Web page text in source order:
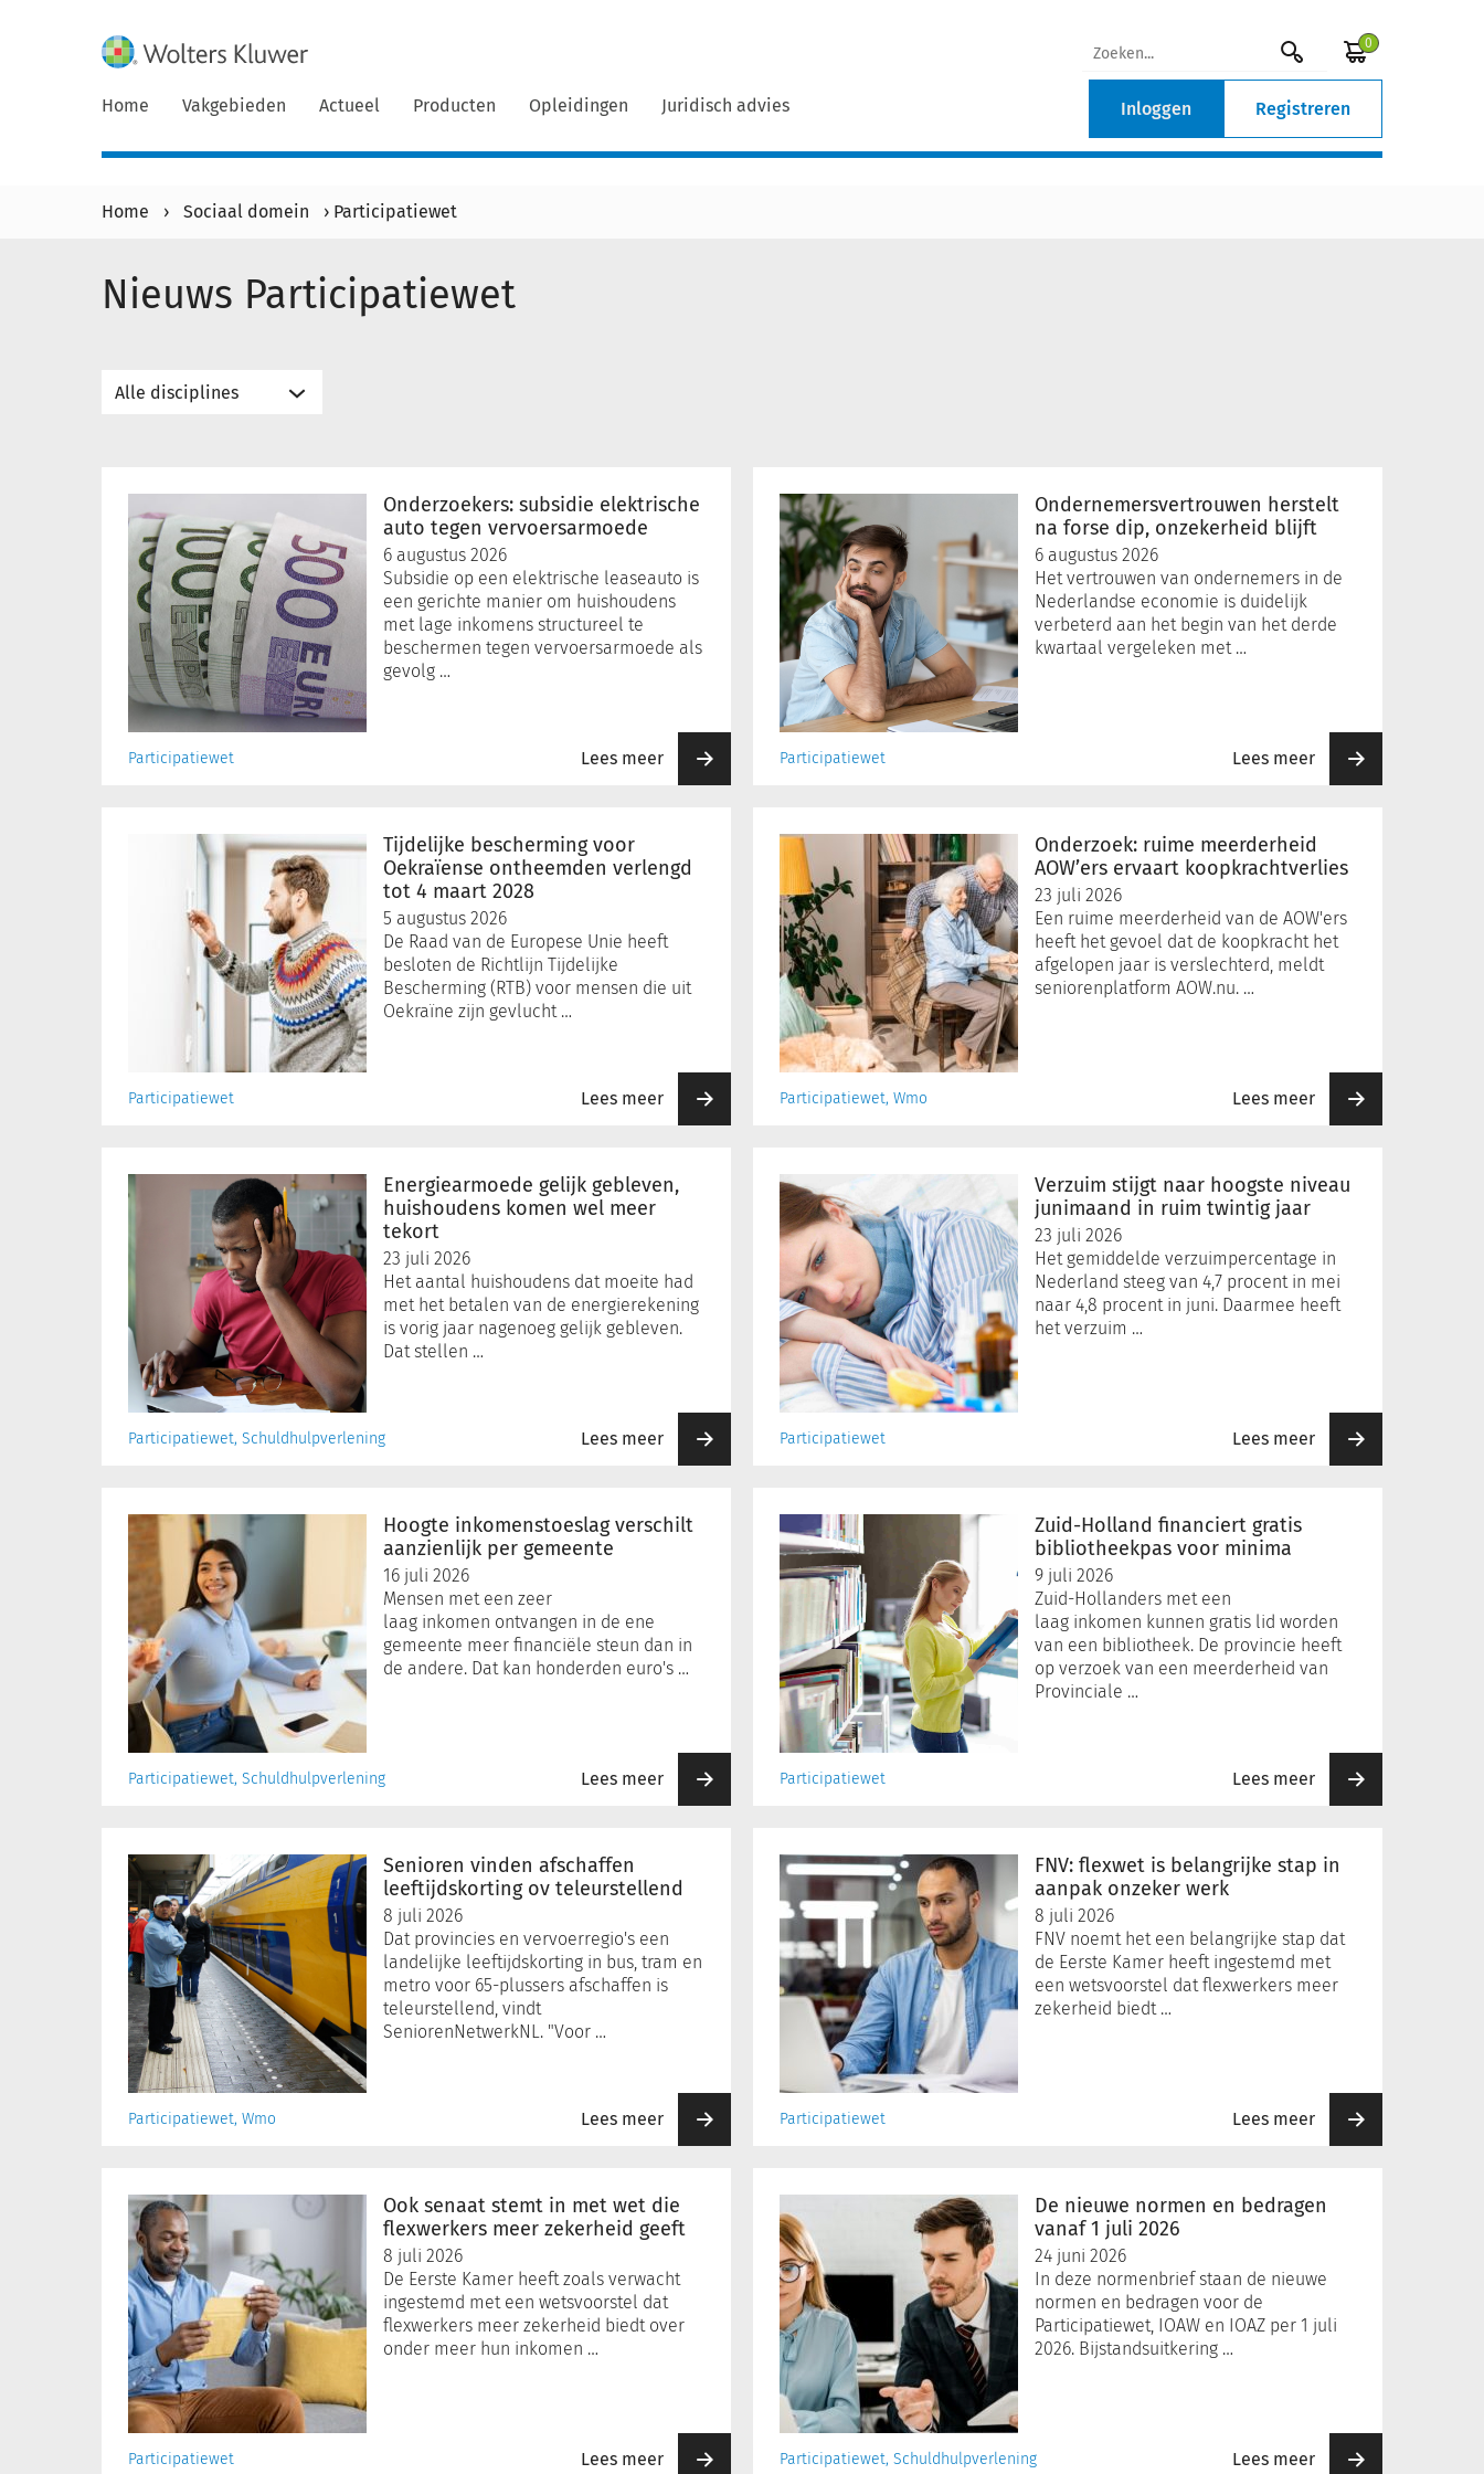
0
Home Vakgebieden Actueel Producten Opleidingen Juridisch advies Inloggen Registreren
Home › Sociaal domein › Participatiewet
Nieuws Participatiewet
Onderzoekers: subsidie elektrische
auto tegen vervoersarmoede
6 augustus 2026
Subsidie op een elektrische leaseauto is
een gerichte manier om huishoudens
met lage inkomens structureel te
beschermen tegen vervoersarmoede als
gevolg …
Participatiewet Lees meer
elektrische
auto
tegen
vervoersarmoede
Ondernemersvertrouwen herstelt
na forse dip, onzekerheid blijft
6 augustus 2026
Het vertrouwen van ondernemers in de
Nederlandse economie is duidelijk
verbeterd aan het begin van het derde
kwartaal vergeleken met …
Participatiewet Lees meer
herstelt
forse
dip,
onzekerheid
blijft
Tijdelijke bescherming voor
Oekraïense ontheemden verlengd
tot 4 maart 2028
5 augustus 2026
De Raad van de Europese Unie heeft
besloten de Richtlijn Tijdelijke
Bescherming (RTB) voor mensen die uit
Oekraïne zijn gevlucht …
Participatiewet Lees meer
bescherming
Oekraïense
ontheemden
Onderzoek: ruime meerderheid
AOW’ers ervaart koopkrachtverlies
23 juli 2026
Een ruime meerderheid van de AOW'ers
heeft het gevoel dat de koopkracht het
afgelopen jaar is verslechterd, meldt
seniorenplatform AOW.nu. …
Participatiewet, Wmo Lees meer
ruime
meerderheid
AOW’ers
ervaart
koopkrachtverlies
Energiearmoede gelijk gebleven,
huishoudens komen wel meer
tekort
23 juli 2026
Het aantal huishoudens dat moeite had
met het betalen van de energierekening
is vorig jaar nagenoeg gelijk gebleven.
Dat stellen …
Participatiewet, Schuldhulpverlening Lees meer
gelijk
huishoudens
meer
tekort
Verzuim stijgt naar hoogste niveau
junimaand in ruim twintig jaar
23 juli 2026
Het gemiddelde verzuimpercentage in
Nederland steeg van 4,7 procent in mei
naar 4,8 procent in juni. Daarmee heeft
het verzuim …
Participatiewet Lees meer
stijgt
naar
hoogste
niveau
junimaand
ruim
twintig
jaar
Hoogte inkomenstoeslag verschilt
aanzienlijk per gemeente
16 juli 2026
Mensen met een zeer
laag inkomen ontvangen in de ene
gemeente meer financiële steun dan in
de andere. Dat kan honderden euro's …
Participatiewet, Schuldhulpverlening Lees meer
inkomenstoeslag
aanzienlijk
per
gemeente
Zuid-Holland financiert gratis
bibliotheekpas voor minima
9 juli 2026
Zuid-Hollanders met een
laag inkomen kunnen gratis lid worden
van een bibliotheek. De provincie heeft
op verzoek van een meerderheid van
Provinciale …
Participatiewet Lees meer
Holland
financiert
gratis
bibliotheekpas
minima
Senioren vinden afschaffen
leeftijdskorting ov teleurstellend
8 juli 2026
Dat provincies en vervoerregio's een
landelijke leeftijdskorting in bus, tram en
metro voor 65-plussers afschaffen is
teleurstellend, vindt
SeniorenNetwerkNL. "Voor …
Participatiewet, Wmo Lees meer
vinden
afschaffen
leeftijdskorting
teleurstellend
FNV: flexwet is belangrijke stap in
aanpak onzeker werk
8 juli 2026
FNV noemt het een belangrijke stap dat
de Eerste Kamer heeft ingestemd met
een wetsvoorstel dat flexwerkers meer
zekerheid biedt …
Participatiewet Lees meer
flexwet
belangrijke
stap
aanpak
onzeker
Ook senaat stemt in met wet die
flexwerkers meer zekerheid geeft
8 juli 2026
De Eerste Kamer heeft zoals verwacht
ingestemd met een wetsvoorstel dat
flexwerkers meer zekerheid biedt over
onder meer hun inkomen …
Participatiewet Lees meer
senaat
stemt
met
wet
die
flexwerkers
meer
zekerheid
geeft
De nieuwe normen en bedragen
vanaf 1 juli 2026
24 juni 2026
In deze normenbrief staan de nieuwe
normen en bedragen voor de
Participatiewet, IOAW en IOAZ per 1 juli
2026. Bijstandsuitkering …
Participatiewet, Schuldhulpverlening Lees meer
normen
bedragen
vanaf
2026